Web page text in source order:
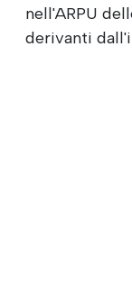
nell'ARPU
derivanti